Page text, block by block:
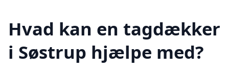
Hvad kan en tagdækker
i Søstrup hjælpe med?